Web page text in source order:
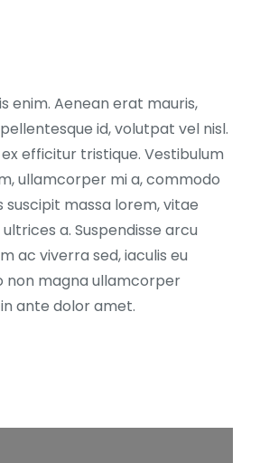
enim. Aenean erat mauris,
id, volutpat vel nisl.
ex efficitur tristique. Vestibulum
ullamcorper mi a, commodo
suscipit massa lorem, vitae
a. Suspendisse arcu
ac viverra sed, iaculis eu
non magna ullamcorper
ante dolor amet.